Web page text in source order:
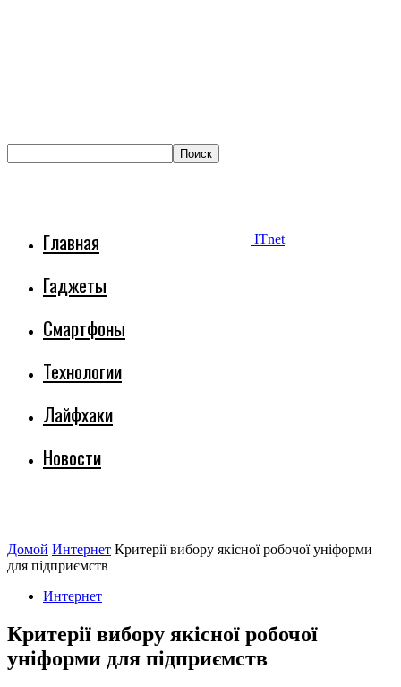
ITnet
Главная
Гаджеты
Смартфоны
Технологии
Лайфхаки
Новости
Домой Интернет Критерії вибору якісної робочої уніформи
для підприємств
Интернет
Критерії вибору якісної робочої
уніформи для підприємств